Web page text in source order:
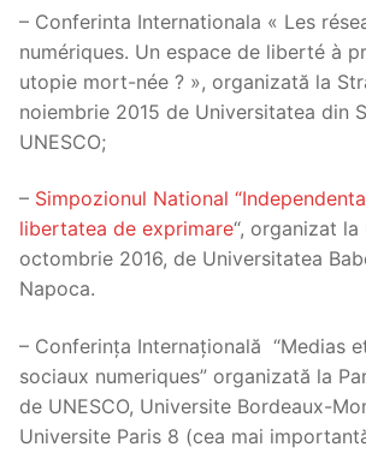
– Conferinta Internationala « Les
numériques. Un espace de liberté à
utopie mort-née ? », organizată la
noiembrie 2015 de Universitatea din
UNESCO;
– Simpozionul National
libertatea de exprimare“, organizat
octombrie 2016, de Universitatea
Napoca.
– Conferința Internațională “Medias
sociaux numeriques” organizată la
de UNESCO, Universite Bordeaux-
Universite Paris 8 (cea mai